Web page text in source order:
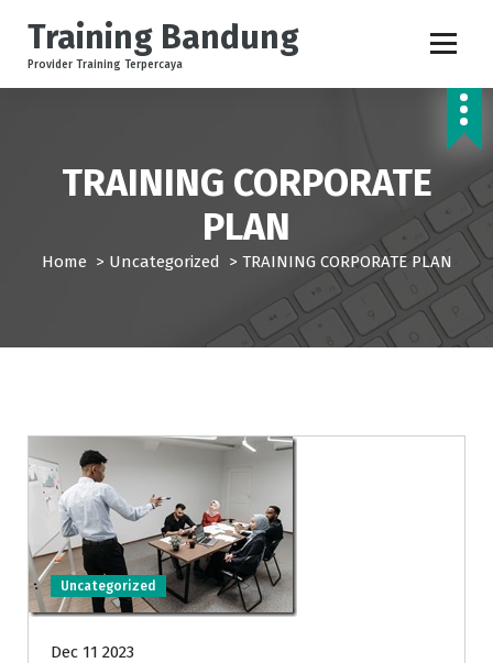
p
Training Bandung
Provider Training Terpercaya
TRAINING CORPORATE
PLAN
Home > Uncategorized > TRAINING CORPORATE PLAN
Uncategorized
Dec 11 2023